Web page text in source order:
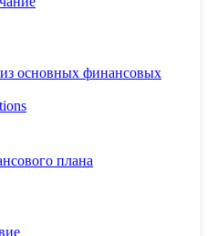
основных финансовых
плана